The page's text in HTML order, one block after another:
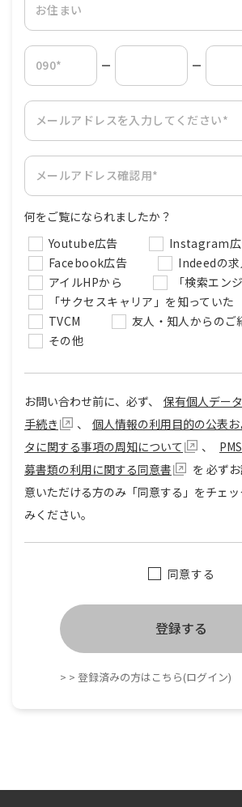
お住まい
090*
メールアドレスを入力してください*
メールアドレス確認用*
何をご覧になられましたか？
Youtube広告
Instagram
Facebook広告
Indeedの求
アイルHPから
「検索エン
「サクセスキャリア」を知っていた
TVCM
友人・知人からのご
その他
お問い合わせ前に、必ず、
保有個人デー
手続き
、
個人情報の利用目的の公表
タに関する事項の周知について
、
募書類の利用に関する同意書
を 必ず
意いただける方のみ「同意する」をチェ
みください。
同意する
登録する
> > 登録済みの方はこちら(ログイン)